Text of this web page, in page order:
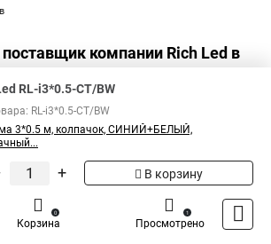
компании Rich Led в
RL-i3*0.5-CT/BW
RL-i3*0.5-CT/BW
3*0.5 м, колпачок, СИНИЙ+БЕЛЫЙ,
+ В корзину
Корзина
0
Просмотрено
1